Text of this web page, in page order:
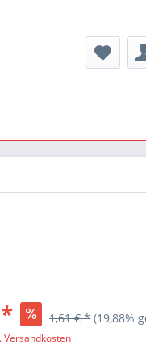
1,61 € * (19,88%
Versandkosten